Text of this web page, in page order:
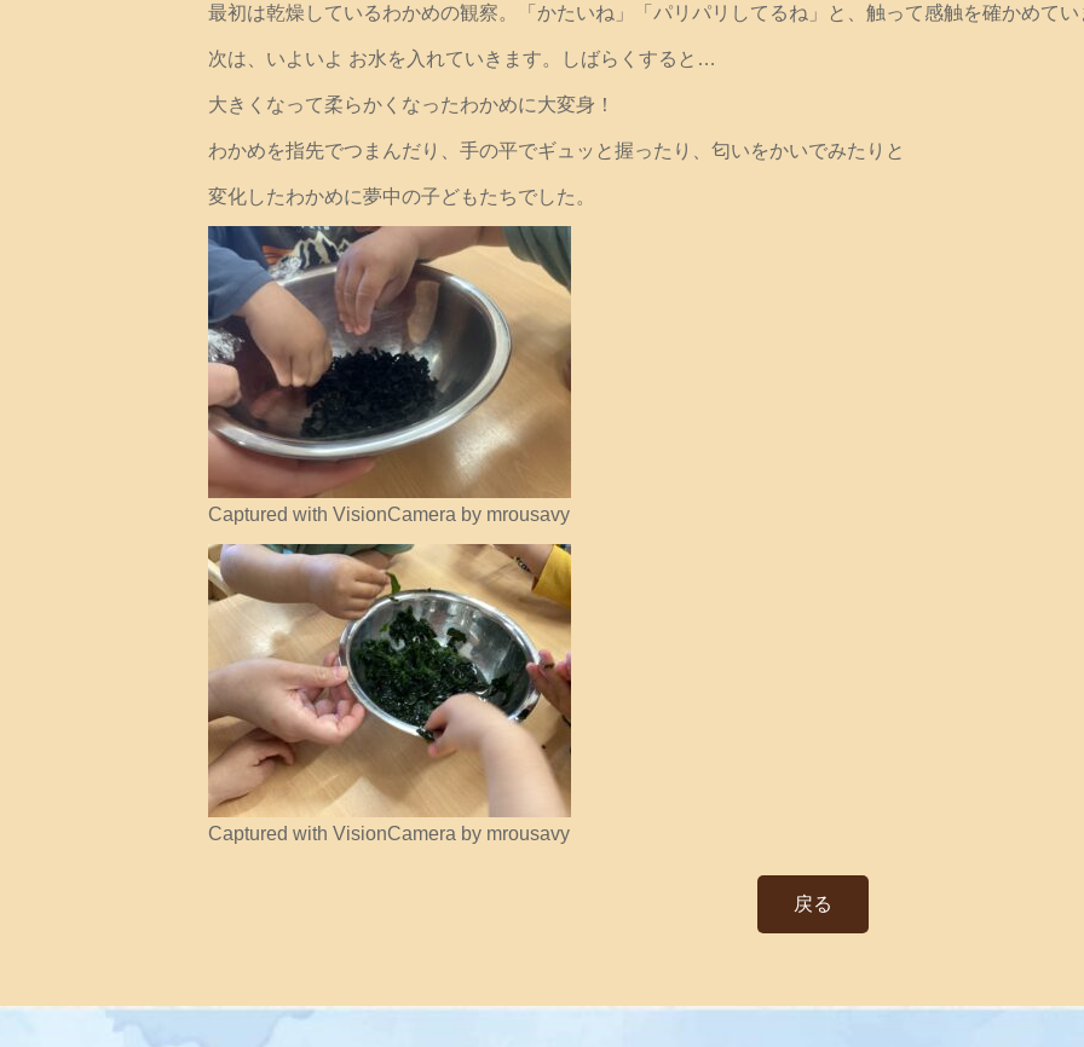
最初は乾燥しているわかめの観察。「かたいね」「パリパリしてるね」と、触って感触を確かめてい
次は、いよいよ お水を入れていきます。しばらくすると…
大きくなって柔らかくなったわかめに大変身！
わかめを指先でつまんだり、手の平でギュッと握ったり、匂いをかいでみたりと
変化したわかめに夢中の子どもたちでした。
Captured with VisionCamera by mrousavy
Captured with VisionCamera by mrousavy
戻る